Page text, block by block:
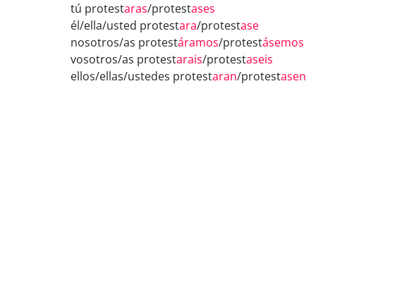
tú protestaras/protestases
él/ella/usted protestara/protestase
nosotros/as protestáramos/protestásemos
vosotros/as protestarais/protestaseis
ellos/ellas/ustedes protestaran/protestasen